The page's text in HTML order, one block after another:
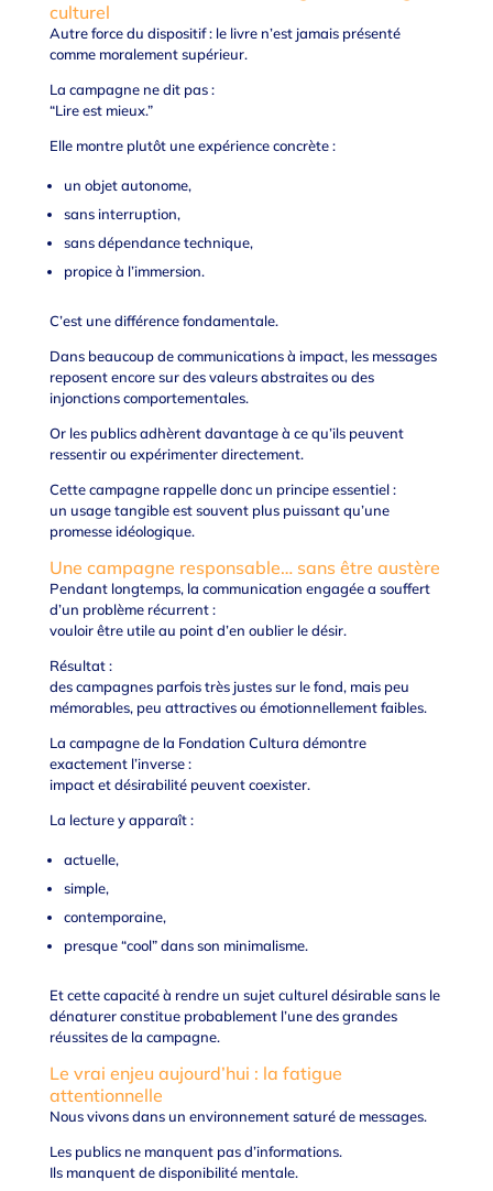
culturel
Autre force du dispositif : le livre n’est jamais présenté
comme moralement supérieur.
La campagne ne dit pas :
“Lire est mieux.”
Elle montre plutôt une expérience concrète :
un objet autonome,
sans interruption,
sans dépendance technique,
propice à l’immersion.
C’est une différence fondamentale.
Dans beaucoup de communications à impact, les messages
reposent encore sur des valeurs abstraites ou des
injonctions comportementales.
Or les publics adhèrent davantage à ce qu’ils peuvent
ressentir ou expérimenter directement.
Cette campagne rappelle donc un principe essentiel :
un usage tangible est souvent plus puissant qu’une
promesse idéologique.
Une campagne responsable… sans être austère
Pendant longtemps, la communication engagée a souffert
d’un problème récurrent :
vouloir être utile au point d’en oublier le désir.
Résultat :
des campagnes parfois très justes sur le fond, mais peu
mémorables, peu attractives ou émotionnellement faibles.
La campagne de la Fondation Cultura démontre
exactement l’inverse :
impact et désirabilité peuvent coexister.
La lecture y apparaît :
actuelle,
simple,
contemporaine,
presque “cool” dans son minimalisme.
Et cette capacité à rendre un sujet culturel désirable sans le
dénaturer constitue probablement l’une des grandes
réussites de la campagne.
Le vrai enjeu aujourd’hui : la fatigue
attentionnelle
Nous vivons dans un environnement saturé de messages.
Les publics ne manquent pas d’informations.
Ils manquent de disponibilité mentale.